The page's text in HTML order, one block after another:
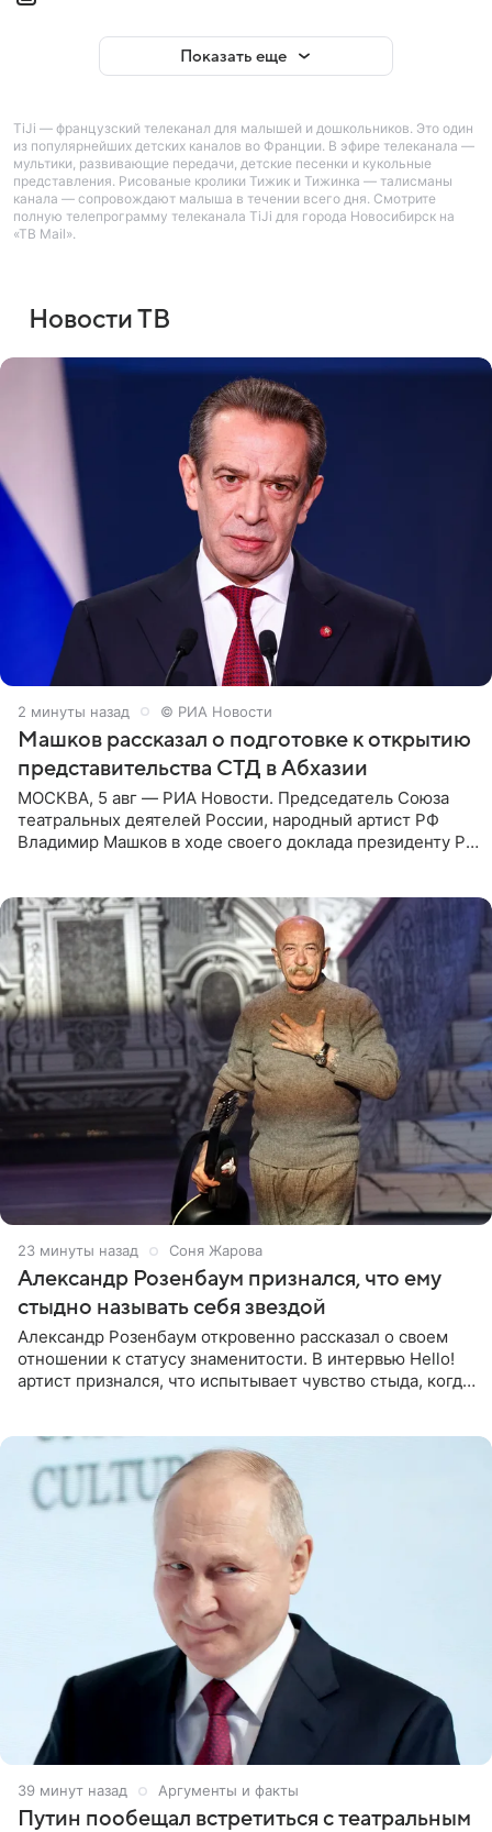
Показать еще
TiJi — французский телеканал для малышей и дошкольников. Это один
из популярнейших детских каналов во Франции. В эфире телеканала —
мультики, развивающие передачи, детские песенки и кукольные
представления. Рисованые кролики Тижик и Тижинка — талисманы
канала — сопровождают малыша в течении всего дня. Смотрите
полную телепрограмму телеканала TiJi для города Новосибирск на
«ТВ Mail».
Новости ТВ
2 минуты назад © РИА Новости
Машков рассказал о подготовке к открытию
представительства СТД в Абхазии
МОСКВА, 5 авг — РИА Новости. Председатель Союза
театральных деятелей России, народный артист РФ
Владимир Машков в ходе своего доклада президенту РФ
23 минуты назад Соня Жарова
Александр Розенбаум признался, что ему
стыдно называть себя звездой
Александр Розенбаум откровенно рассказал о своем
отношении к статусу знаменитости. В интервью Hello!
артист признался, что испытывает чувство стыда, когда
39 минут назад Аргументы и факты
Путин пообещал встретиться с театральным